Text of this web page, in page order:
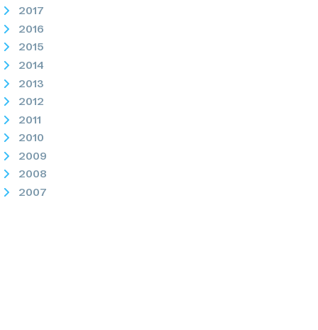
2017
2016
2015
2014
2013
2012
2011
2010
2009
2008
2007